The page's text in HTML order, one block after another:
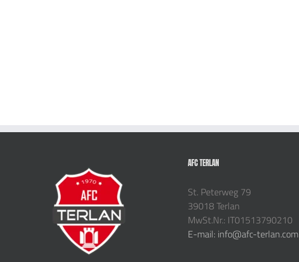
AFC TERLAN
St. Peterweg 79
39018 Terlan
MwSt.Nr.: IT01513790210
E-mail: info@afc-terlan.com